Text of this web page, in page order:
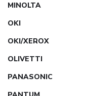
MINOLTA
OKI
OKI/XEROX
OLIVETTI
PANASONIC